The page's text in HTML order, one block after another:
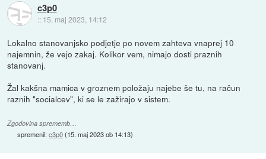
c3p0
:: 15. maj 2023, 14:12
Lokalno stanovanjsko podjetje po novem zahteva vnaprej 10
najemnin, že vejo zakaj. Kolikor vem, nimajo dosti praznih
stanovanj.
Žal kakšna mamica v groznem položaju najebe še tu, na račun
raznih "socialcev", ki se le zažirajo v sistem.
Zgodovina sprememb…
spremenil:c3p0(15. maj 2023 ob 14:13)